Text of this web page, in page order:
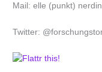
Mail: elle (punkt)
Twitter: